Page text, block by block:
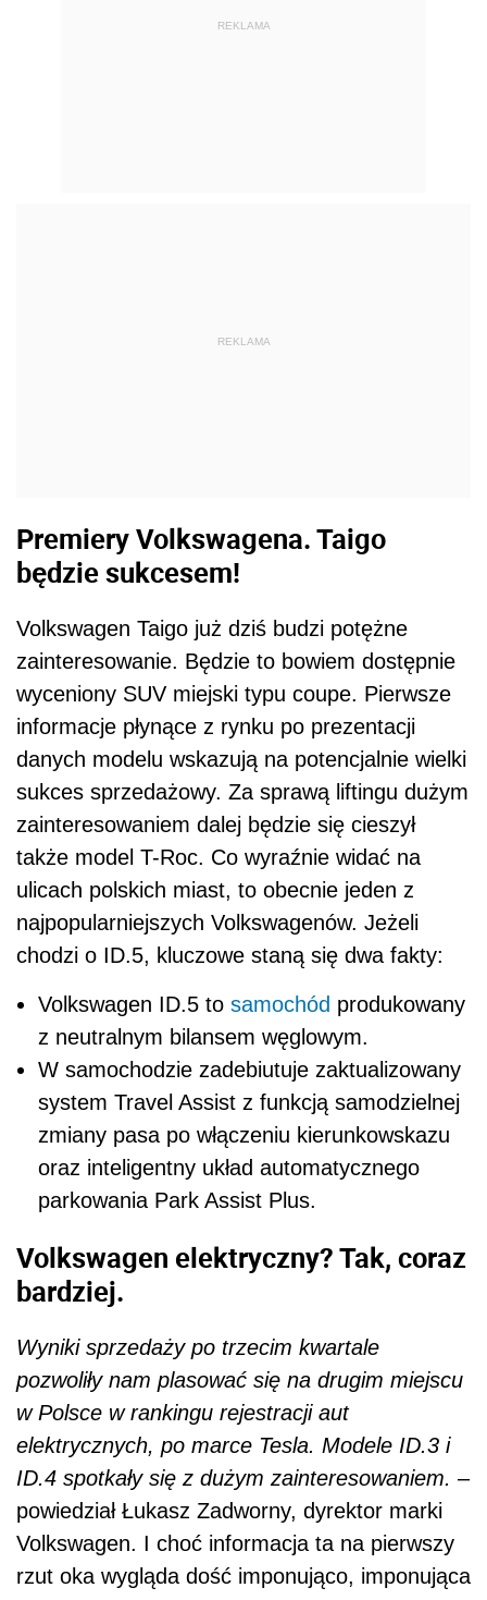
REKLAMA
REKLAMA
Premiery Volkswagena. Taigo
będzie sukcesem!
Volkswagen Taigo już dziś budzi potężne
zainteresowanie. Będzie to bowiem dostępnie
wyceniony SUV miejski typu coupe. Pierwsze
informacje płynące z rynku po prezentacji
danych modelu wskazują na potencjalnie wielki
sukces sprzedażowy. Za sprawą liftingu dużym
zainteresowaniem dalej będzie się cieszył
także model T-Roc. Co wyraźnie widać na
ulicach polskich miast, to obecnie jeden z
najpopularniejszych Volkswagenów. Jeżeli
chodzi o ID.5, kluczowe staną się dwa fakty:
Volkswagen ID.5 to samochód produkowany
z neutralnym bilansem węglowym.
W samochodzie zadebiutuje zaktualizowany
system Travel Assist z funkcją samodzielnej
zmiany pasa po włączeniu kierunkowskazu
oraz inteligentny układ automatycznego
parkowania Park Assist Plus.
Volkswagen elektryczny? Tak, coraz
bardziej.
Wyniki sprzedaży po trzecim kwartale
pozwoliły nam plasować się na drugim miejscu
w Polsce w rankingu rejestracji aut
elektrycznych, po marce Tesla. Modele ID.3 i
ID.4 spotkały się z dużym zainteresowaniem. –
powiedział Łukasz Zadworny, dyrektor marki
Volkswagen. I choć informacja ta na pierwszy
rzut oka wygląda dość imponująco, imponująca